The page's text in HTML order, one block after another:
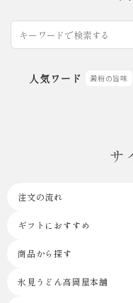
人気ワード 澱粉の旨味
サ
注文の流れ
ギフトにおすすめ
商品から探す
氷見うどん高岡屋本舗